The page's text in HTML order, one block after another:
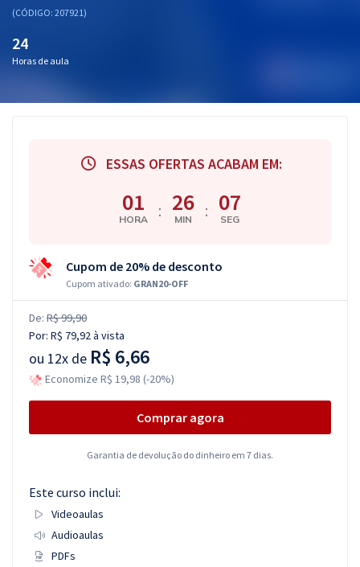
Atendimento
(CÓDIGO: 207921)
24
Horas de aula
ESSAS OFERTAS ACABAM EM:
01
HORA : 26
MIN : 07
SEG
Cupom de 20% de desconto
Cupom ativado: GRAN20-OFF
De: R$ 99,90
Por: R$ 79,92à vista
ou 12x de R$ 6,66
Economize R$ 19,98 (-20%)
Comprar agora
Garantia de devolução do dinheiro em 7 dias.
Este curso inclui:
Videoaulas
Audioaulas
PDFs